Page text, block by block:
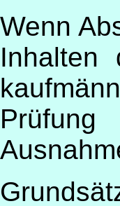
Wenn
Inhalten